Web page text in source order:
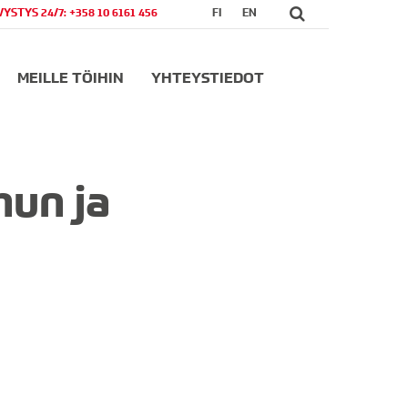
FI EN
24/7: +358 10 6161 456
MEILLE TÖIHIN YHTEYSTIEDOT
ja